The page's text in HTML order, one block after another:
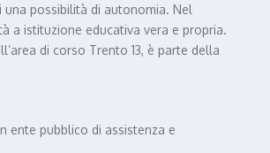
possibilità di autonomia. Nel
a istituzione educativa vera e propria.
di corso Trento 13, è parte della
ente pubblico di assistenza e